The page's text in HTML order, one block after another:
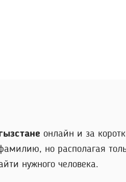
онлайн и за
но располагая
нужного человека.